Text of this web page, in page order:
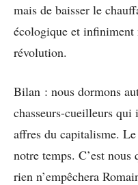
mais de baisser le
écologique et
révolution.
Bilan : nous dormons
chasseurs-cueilleurs qui
affres du capitalisme.
notre temps. C’est
rien n’empêchera